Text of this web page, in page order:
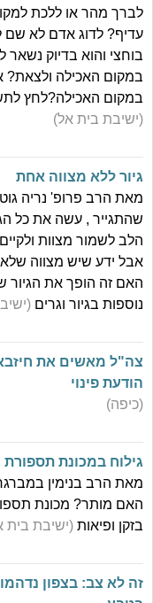
לברך מהר או ללכת
בוחצי והוא בדיוק
במקום האכילה ולצאת?
במקום האכילה?לחץ
(ישיבת בית אל)
גיור ללא מצווה אחת
מאת הרב פרופ' נריה
שהתגייר , עשה את כל
הלב לשמור מצוות
אבל ידע שיש מצווה
האם זה הופך את
נוספות בגיור וגרים
צה"ל מאשים את
הודעת פינוי
(כיפה)
גילוח במכונת תספורת
מאת הרב בנימין
בזקן ופיאות (ישיבת בית
זה לא צב: בצפון